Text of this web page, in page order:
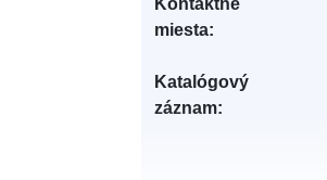
miesta:
Katalógový
záznam: